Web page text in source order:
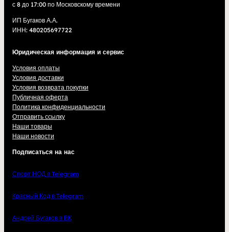
с 8 до 17:00 по Московскому времени
ИП Бугаков А.А.
ИНН: 480205697722
Юридическая информация и сервис
Условия оплаты
Условия доставки
Условия возврата покупки
Публичная оферта
Политика конфиденциальности
Отправить ссылку
Наши товары
Наши новости
Подписаться на нас
Спорт НОД в Telegram
Красный Код в Telegram
Андрей Бугаков в ВК